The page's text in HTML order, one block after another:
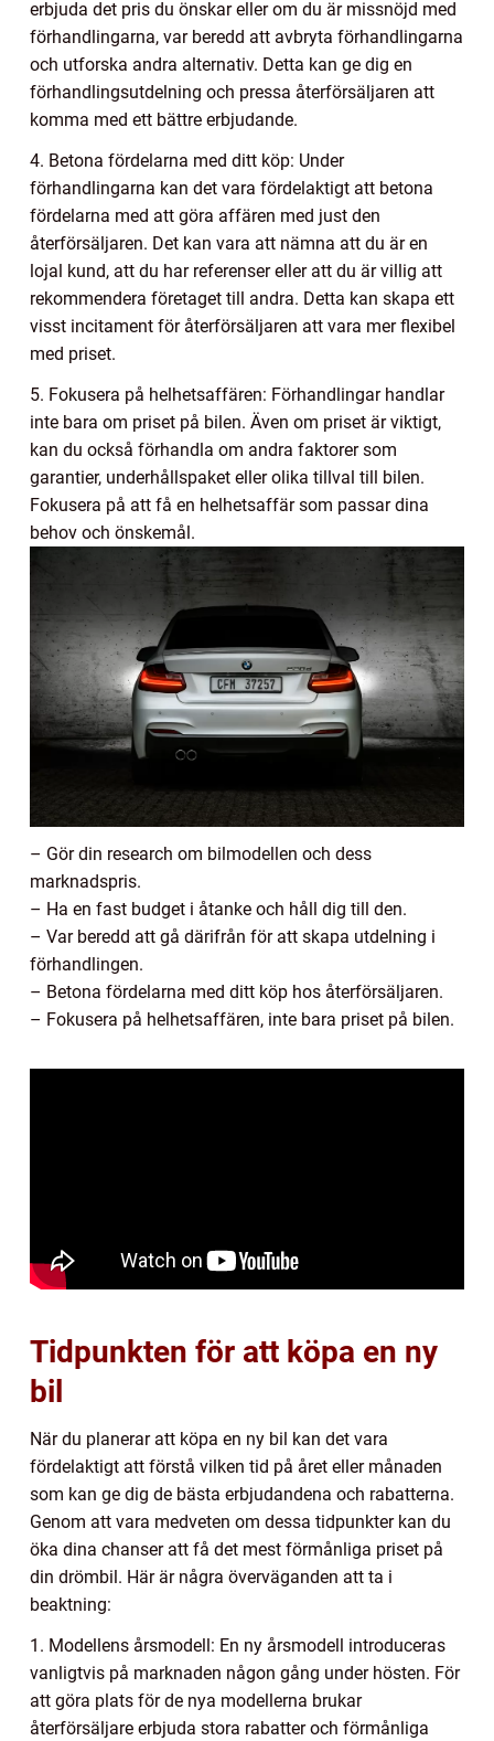
erbjuda det pris du önskar eller om du är missnöjd med
förhandlingarna, var beredd att avbryta förhandlingarna
och utforska andra alternativ. Detta kan ge dig en
förhandlingsutdelning och pressa återförsäljaren att
komma med ett bättre erbjudande.
4. Betona fördelarna med ditt köp: Under
förhandlingarna kan det vara fördelaktigt att betona
fördelarna med att göra affären med just den
återförsäljaren. Det kan vara att nämna att du är en
lojal kund, att du har referenser eller att du är villig att
rekommendera företaget till andra. Detta kan skapa ett
visst incitament för återförsäljaren att vara mer flexibel
med priset.
5. Fokusera på helhetsaffären: Förhandlingar handlar
inte bara om priset på bilen. Även om priset är viktigt,
kan du också förhandla om andra faktorer som
garantier, underhållspaket eller olika tillval till bilen.
Fokusera på att få en helhetsaffär som passar dina
behov och önskemål.
– Gör din research om bilmodellen och dess
marknadspris.
– Ha en fast budget i åtanke och håll dig till den.
– Var beredd att gå därifrån för att skapa utdelning i
förhandlingen.
– Betona fördelarna med ditt köp hos återförsäljaren.
– Fokusera på helhetsaffären, inte bara priset på bilen.
Tidpunkten för att köpa en ny
bil
När du planerar att köpa en ny bil kan det vara
fördelaktigt att förstå vilken tid på året eller månaden
som kan ge dig de bästa erbjudandena och rabatterna.
Genom att vara medveten om dessa tidpunkter kan du
öka dina chanser att få det mest förmånliga priset på
din drömbil. Här är några överväganden att ta i
beaktning:
1. Modellens årsmodell: En ny årsmodell introduceras
vanligtvis på marknaden någon gång under hösten. För
att göra plats för de nya modellerna brukar
återförsäljare erbjuda stora rabatter och förmånliga